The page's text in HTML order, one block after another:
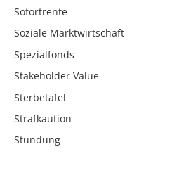
Sofortrente
Soziale Marktwirtschaft
Spezialfonds
Stakeholder Value
Sterbetafel
Strafkaution
Stundung